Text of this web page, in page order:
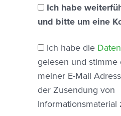
Ich habe
und bitte um eine
Ich habe die
gelesen und
meiner E-Mail
der Zusendung von
Informationsmaterial